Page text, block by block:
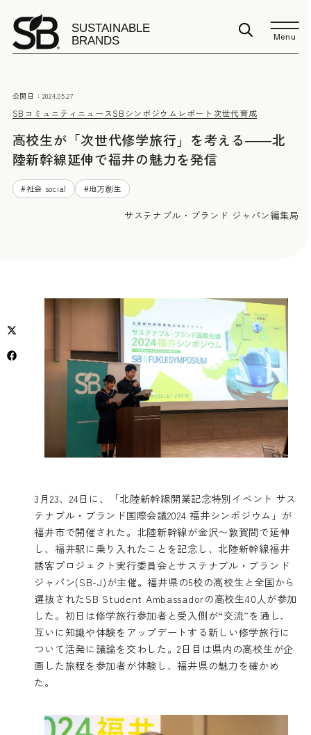
Menu
SBコミュニティニュースSBシンポジウムレポート 次世代育成
公開日： 2024.05.27
高校生が「次世代修学旅行」を考える――北
陸新幹線延伸で福井の魅力を発信
#社会 social #地方創生
サステナブル・ブランド ジャパン編集局
3月23、24日に、「北陸新幹線開業記念特別イベント サス
テナブル・ブランド国際会議2024 福井シンポジウム」が
福井市で開催された。北陸新幹線が金沢〜敦賀間で延伸
し、福井駅に乗り入れたことを記念し、北陸新幹線福井
誘客プロジェクト実行委員会とサステナブル・ブランド
ジャパン(SB-J)が主催。福井県の5校の高校生と全国から
選抜されたSB Student Ambassadorの高校生40人が参加
した。初日は修学旅行参加者と受入側が“交流”を通し、
互いに知識や体験をアップデートする新しい修学旅行に
ついて活発に議論を交わした。2日目は県内の高校生が企
画した旅程を参加者が体験し、福井県の魅力を確かめ
た。